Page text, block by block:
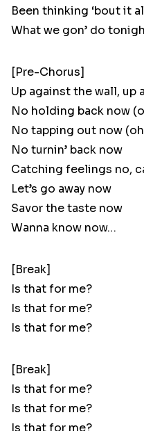
Been thinking ‘bout it
What we gon’ do
[Pre-Chorus]
Up against the wall, up
No holding back now
No tapping out now
No turnin’ back now
Catching feelings no,
Let’s go away now
Savor the taste now
Wanna know now…
[Break]
Is that for me?
Is that for me?
Is that for me?
[Break]
Is that for me?
Is that for me?
Is that for me?